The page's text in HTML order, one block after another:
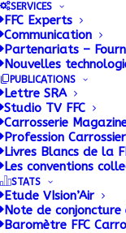
SERVICES
FFC Experts
Communication
Partenariats –
Nouvelles
PUBLICATIONS
Lettre SRA
Studio TV FFC
Carrosserie
Profession Carrossier
Livres Blancs de la
Les conventions
STATS
Etude VIsion’Air
Note de conjoncture
Baromètre FFC
17 NOVEMBRE 2016
Les préparatifs de
engagés par la
organisatrice de
international des
(organisé du 21 au
sous le signe de la
Robotique,
spécialités,
commerce.